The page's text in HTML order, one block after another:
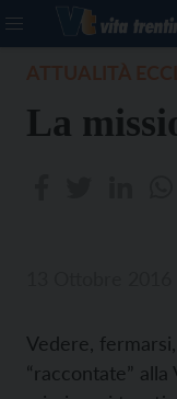
La
Vedere,
“raccontate” alla